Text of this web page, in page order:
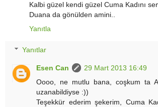
Kalbi güzel kendi güzel Cuma Kadını
Duana da gönülden amini..
Yanıtla
Yanıtlar
Esen Can
29 Mart 2013 16:49
Oooo, ne mutlu bana, coşkum ta
uzanabildiyse :))
Teşekkür ederim şekerim, Cuma